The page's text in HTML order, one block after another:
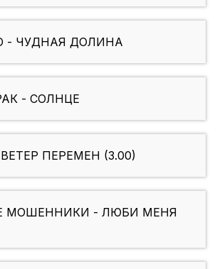
- ЧУДНАЯ ДОЛИНА
- СОЛНЦЕ
ВЕТЕР ПЕРЕМЕН (3.00)
МОШЕННИКИ - ЛЮБИ МЕНЯ